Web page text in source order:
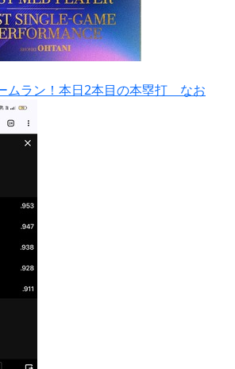
ムラン！本日2本目の本塁打 なお